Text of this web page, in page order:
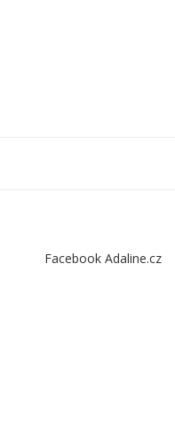
Facebook Adaline.cz